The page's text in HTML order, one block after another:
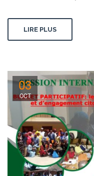
LIRE PLUS
03
OCT